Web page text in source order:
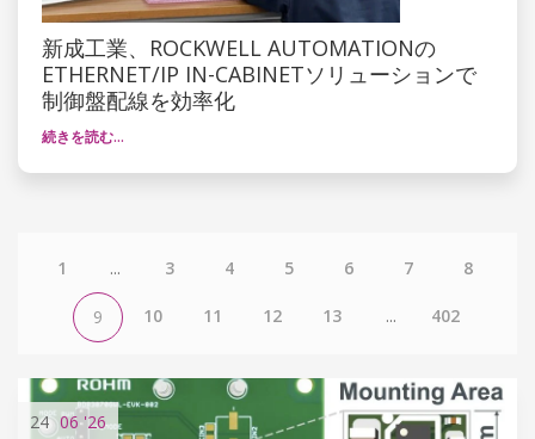
新成工業、ROCKWELL AUTOMATIONの
ETHERNET/IP IN-CABINETソリューションで
制御盤配線を効率化
続きを読む…
1 ... 3 4 5 6 7 8
9 10 11 12 13 ... 402
24 06'26